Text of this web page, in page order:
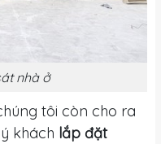
nhà ở
tôi còn cho ra
khách lắp đặt